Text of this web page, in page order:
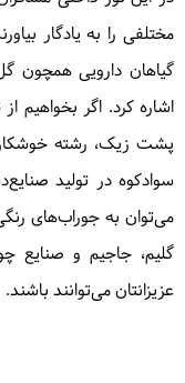
مختلفی را به یادگار
گیاهان دارویی همچون
اشاره کرد. اگر بخواهیم
پشت زیک، رشته
سوادکوه در تولید
می‌توان به جوراب‌های
گلیم، جاجیم و صنایع
عزیزانتان می‌توانند باشند.